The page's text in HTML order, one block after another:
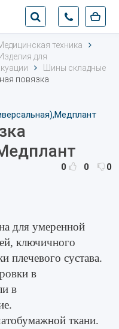
техника
Изделия для
Шины складные
повязка
0 0
0
для умеренной
ключичного
плечевого сустава.
в
в
ткани.